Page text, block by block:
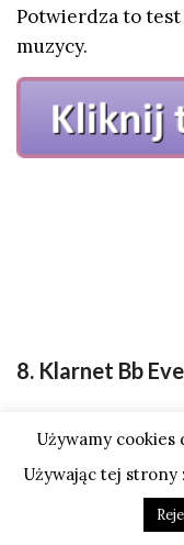
Potwierdza to
muzycy.
8. Klarnet Bb
Używamy cookies
Używając tej strony